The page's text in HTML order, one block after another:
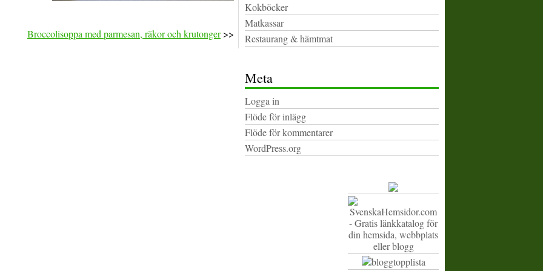
Broccolisoppa med parmesan, räkor och krutonger>>
Kokböcker
Matkassar
Restaurang & hämtmat
Meta
Logga in
Flöde för inlägg
Flöde för kommentarer
WordPress.org